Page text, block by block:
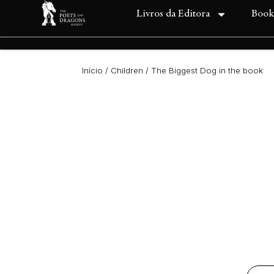
Livros da Editora
Início / Children / The Biggest Dog in the book